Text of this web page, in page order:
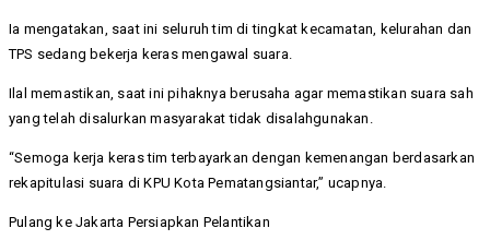
Ia mengatakan, saat ini seluruh tim di tingkat kecamatan, kelurahan dan
TPS sedang bekerja keras mengawal suara.
Ilal memastikan, saat ini pihaknya berusaha agar memastikan suara sah
yang telah disalurkan masyarakat tidak disalahgunakan.
“Semoga kerja keras tim terbayarkan dengan kemenangan berdasarkan
rekapitulasi suara di KPU Kota Pematangsiantar,” ucapnya.
Pulang ke Jakarta Persiapkan Pelantikan